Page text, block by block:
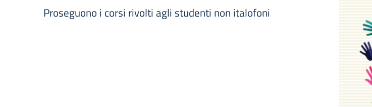
Proseguono i corsi rivolti agli studenti non italofoni